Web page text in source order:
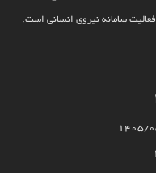
سامانه نیروی انسانی است.